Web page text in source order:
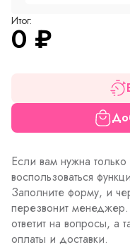
Итог:
0 ₽
Если вам нужна
воспользоваться
Заполните форму, и
перезвонит менеджер.
ответит на вопросы, а
оплаты и доставки.